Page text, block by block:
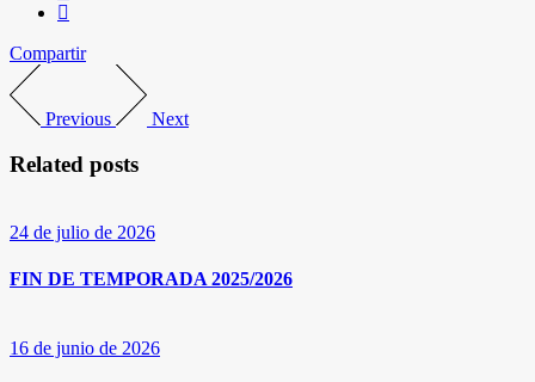
Compartir
Previous Next
Related posts
24 de julio de 2026
FIN DE TEMPORADA 2025/2026
16 de junio de 2026